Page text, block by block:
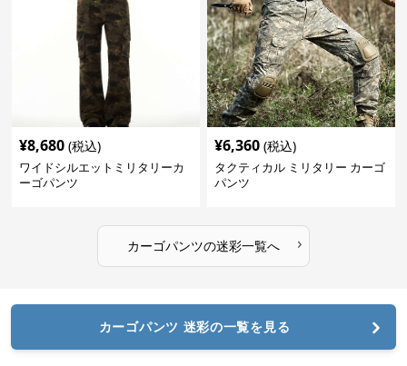
¥8,680 (税込)
ワイドシルエットミリタリーカ
ーゴパンツ
¥6,360 (税込)
タクティカル ミリタリー カーゴ
パンツ
カーゴパンツの迷彩一覧へ ›
カーゴパンツ 迷彩の一覧を見る